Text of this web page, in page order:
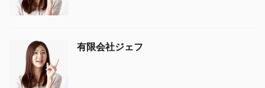
有限会社ジェフ